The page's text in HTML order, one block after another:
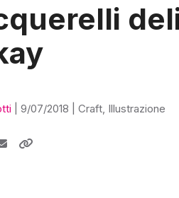
9/07/2018 Craft, Illustrazione